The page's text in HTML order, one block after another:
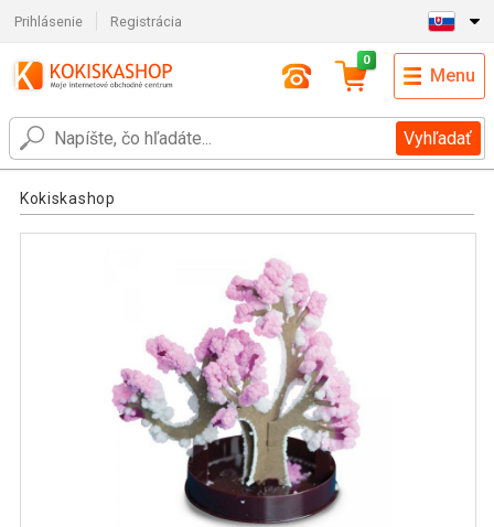
Prihlásenie Registrácia
Vyhľadať
0
Menu
Kokiskashop